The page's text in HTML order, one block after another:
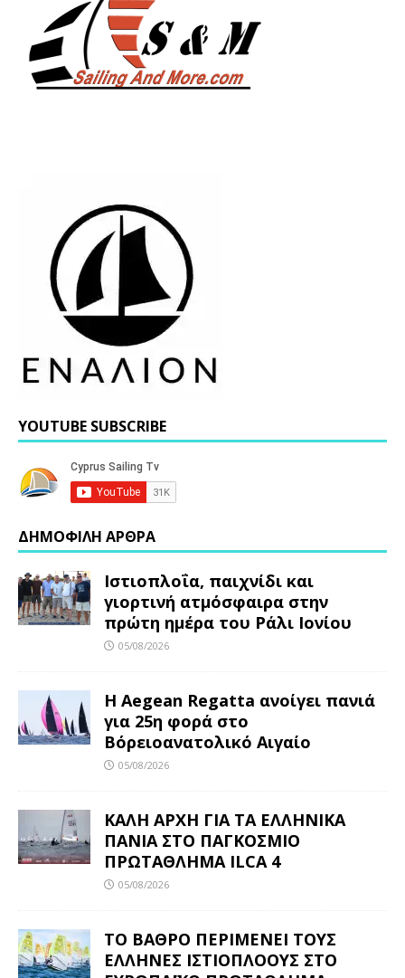
YOUTUBE SUBSCRIBE
ΔΗΜΟΦΙΛΗ ΑΡΘΡΑ
Ιστιοπλοΐα, παιχνίδι και
γιορτινή ατμόσφαιρα στην
πρώτη ημέρα του Ράλι Ιονίου
05/08/2026
Η Aegean Regatta ανοίγει πανιά
για 25η φορά στο
Βόρειοανατολικό Αιγαίο
05/08/2026
ΚΑΛΗ ΑΡΧΗ ΓΙΑ ΤΑ ΕΛΛΗΝΙΚΑ
ΠΑΝΙΑ ΣΤΟ ΠΑΓΚΟΣΜΙΟ
ΠΡΩΤΑΘΛΗΜΑ ILCA 4
05/08/2026
ΤΟ ΒΑΘΡΟ ΠΕΡΙΜΕΝΕΙ ΤΟΥΣ
ΕΛΛΗΝΕΣ ΙΣΤΙΟΠΛΟΟΥΣ ΣΤΟ